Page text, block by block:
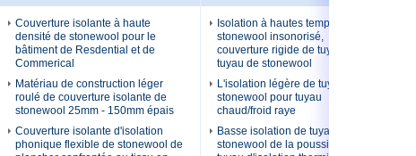
Couverture isolante à haute
densité de stonewool pour le
bâtiment de Resdential et de
Commerical
Matériau de construction léger
roulé de couverture isolante de
stonewool 25mm - 150mm épais
Couverture isolante d'isolation
phonique flexible de stonewool de
Isolation à hautes températures
stonewool insonorisé,
couverture rigide de tuyau de
tuyau de stonewool
L'isolation légère de tuyau de
stonewool pour tuyau
chaud/froid raye
Basse isolation de tuyau de
stonewool de la poussière,